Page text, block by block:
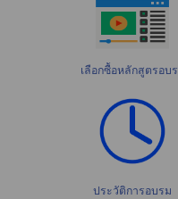
เลือกซื้อหลักสูตรอบ
ประวัติการอบรม